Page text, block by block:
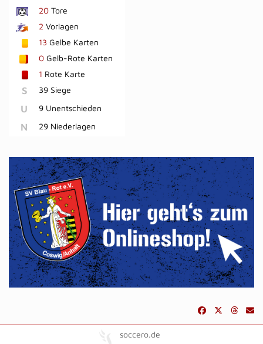
20 Tore
2 Vorlagen
13 Gelbe Karten
0 Gelb-Rote Karten
1 Rote Karte
S 39 Siege
U 9 Unentschieden
N 29 Niederlagen
soccero.de